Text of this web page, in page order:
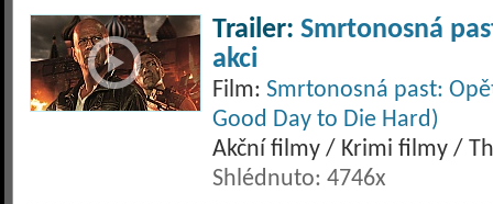
Trailer: Smrtonosná
akci
Film: Smrtonosná past:
Good Day to Die Hard)
Akční filmy / Krimi filmy /
Shlédnuto: 4746x